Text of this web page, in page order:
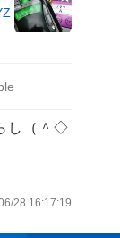
し（＾◇
28 16:17:19